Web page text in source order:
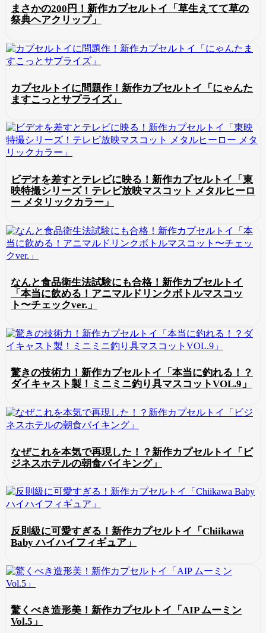
まさかの200円！新作カプセルトイ「草生えてて草の
祭典ヘアクリップ」
カプセルトイに問題作！新作カプセルトイ「にゃんた
ますこっとサプライズ」
ビデオを差すとテレビに映る！新作カプセルトイ「東
映特撮シリーズ！テレビ放映マスコット メタルヒーロ
ー メタリックカラー」
なんと食品衛生法試験にも合格！新作カプセルトイ
「本当に飲める！アニマルドリンクボトルマスコッ
ト〜チェックver.」
驚きの技術力！新作カプセルトイ「本当に釣れる！？
ダイキャスト製！ミニミニ釣り具マスコットVOL.9」
なぜこれを本気で再現した！？新作カプセルトイ「ビ
ジネスホテルの朝食バイキング」
反則級に可愛すぎる！新作カプセルトイ「Chiikawa
Baby ハイハイフィギュア」
驚くべき造形美！新作カプセルトイ「AIP ムーミン
Vol.5」